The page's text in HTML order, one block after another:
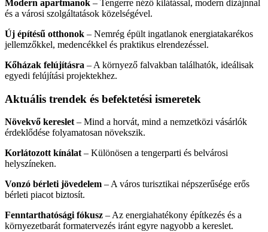
Modern apartmanok – Tengerre néző kilátással, modern dizájnnal
és a városi szolgáltatások közelségével.
Új építésű otthonok – Nemrég épült ingatlanok energiatakarékos
jellemzőkkel, medencékkel és praktikus elrendezéssel.
Kőházak felújításra – A környező falvakban találhatók, ideálisak
egyedi felújítási projektekhez.
Aktuális trendek és befektetési ismeretek
Növekvő kereslet – Mind a horvát, mind a nemzetközi vásárlók
érdeklődése folyamatosan növekszik.
Korlátozott kínálat – Különösen a tengerparti és belvárosi
helyszíneken.
Vonzó bérleti jövedelem – A város turisztikai népszerűsége erős
bérleti piacot biztosít.
Fenntarthatósági fókusz – Az energiahatékony építkezés és a
környezetbarát formatervezés iránt egyre nagyobb a kereslet.